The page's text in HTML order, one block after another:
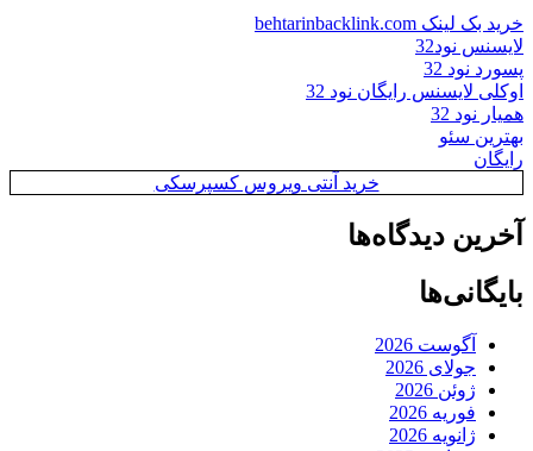
خرید بک لینک behtarinbacklink.com
لایسنس نود32
پسورد نود 32
اوکلی لایسنس رایگان نود 32
همیار نود 32
بهترین سئو
رایگان
خرید آنتی ویروس کسپرسکی
آخرین دیدگاه‌ها
بایگانی‌ها
آگوست 2026
جولای 2026
ژوئن 2026
فوریه 2026
ژانویه 2026